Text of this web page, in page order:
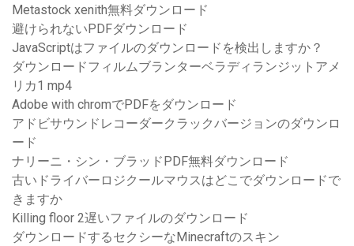
Metastock xenith無料ダウンロード
避けられないPDFダウンロード
JavaScriptはファイルのダウンロードを検出しますか？
ダウンロードフィルムブランターベラディランジットアメ
リカ1 mp4
Adobe with chromでPDFをダウンロード
アドビサウンドレコーダークラックバージョンのダウンロ
ード
ナリーニ・シン・ブラッドPDF無料ダウンロード
古いドライバーロジクールマウスはどこでダウンロードで
きますか
Killing floor 2遅いファイルのダウンロード
ダウンロードするセクシーなMinecraftのスキン